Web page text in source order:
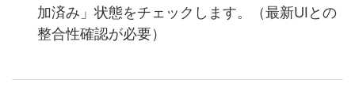
加済み」状態をチェックします。（最新UIとの
整合性確認が必要）